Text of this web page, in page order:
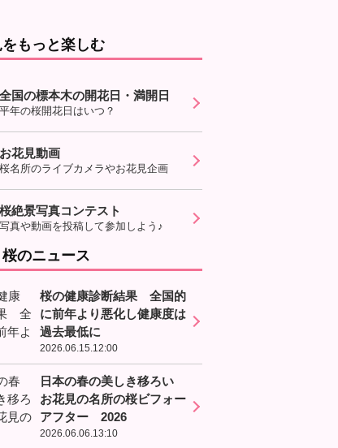
もっと楽しむ
全国の標本木の開花日・満開日
平年の桜開花日はいつ？
お花見動画
桜名所のライブカメラやお花見企画
桜絶景写真コンテスト
写真や動画を投稿して参加しよう♪
のニュース
桜の健康診断結果 全国的
に前年より悪化し健康度は
過去最低に
2026.06.15.12:00
日本の春の美しき移ろい
お花見の名所の桜ビフォー
アフター 2026
2026.06.06.13:10